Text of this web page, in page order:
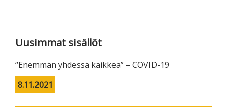
Uusimmat sisällöt
“Enemmän yhdessä kaikkea” – COVID-19
8.11.2021